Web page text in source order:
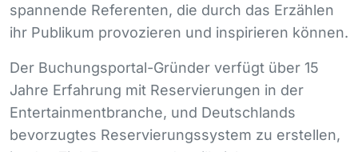
spannende Referenten, die durch das Erzählen
ihr Publikum provozieren und inspirieren können.
Der Buchungsportal-Gründer verfügt über 15
Jahre Erfahrung mit Reservierungen in der
Entertainmentbranche, und Deutschlands
bevorzugtes Reservierungssystem zu erstellen,